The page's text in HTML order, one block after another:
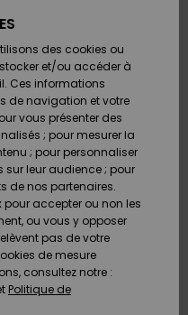
des cookies ou
et/ou accéder à
Ces informations
de navigation et votre
vous présenter des
; pour mesurer la
; pour personnaliser
sur leur audience ; pour
de nos partenaires.
accepter ou non les
ou vous y opposer
pas de votre
de mesure
consultez notre :
Politique de